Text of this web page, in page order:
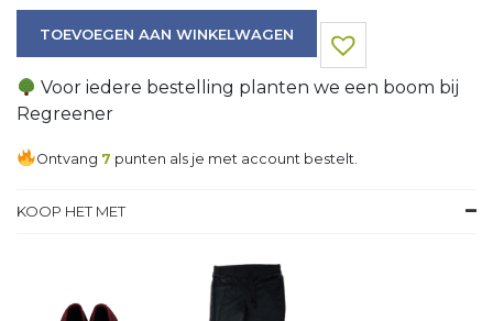
TOEVOEGEN AAN WINKELWAGEN
Voor iedere bestelling planten we een boom bij
Regreener
Ontvang 7 punten als je met account bestelt.
KOOP HET MET